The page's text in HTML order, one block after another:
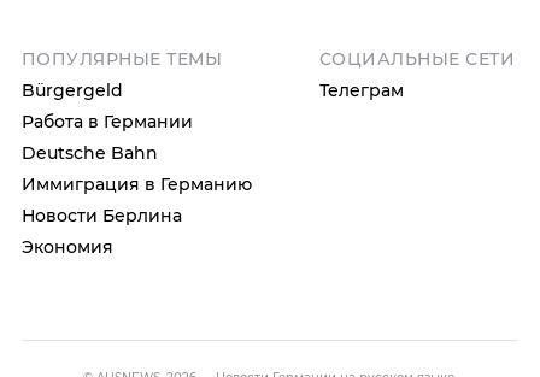
ПОПУЛЯРНЫЕ ТЕМЫ
Bürgergeld
Работа в Германии
Deutsche Bahn
Иммиграция в Германию
Новости Берлина
Экономия
СОЦИАЛЬНЫЕ СЕТИ
Телеграм